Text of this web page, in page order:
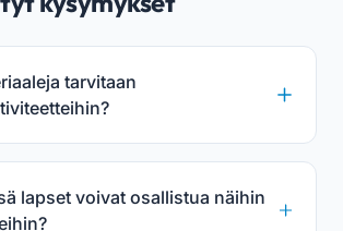
tarvitaan
lapset voivat osallistua näihin